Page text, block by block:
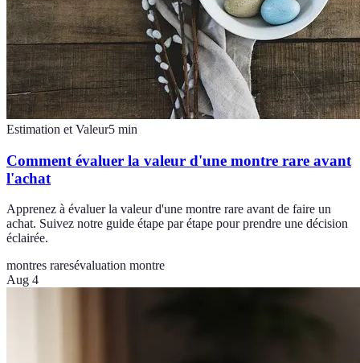
Estimation et Valeur5 min
Comment évaluer la valeur d'une montre rare avant
l'achat
Apprenez à évaluer la valeur d'une montre rare avant de faire un
achat. Suivez notre guide étape par étape pour prendre une décision
éclairée.
montres raresévaluation montre
Aug 4